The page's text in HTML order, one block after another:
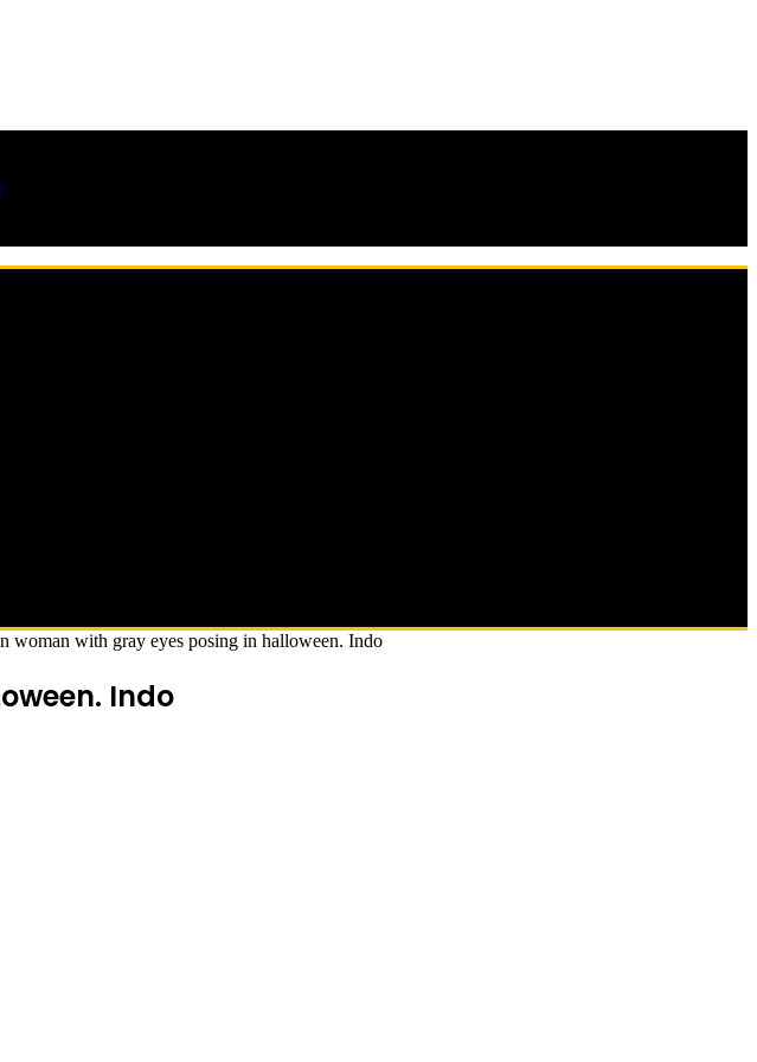
woman with gray eyes posing in halloween. Indo
Indo